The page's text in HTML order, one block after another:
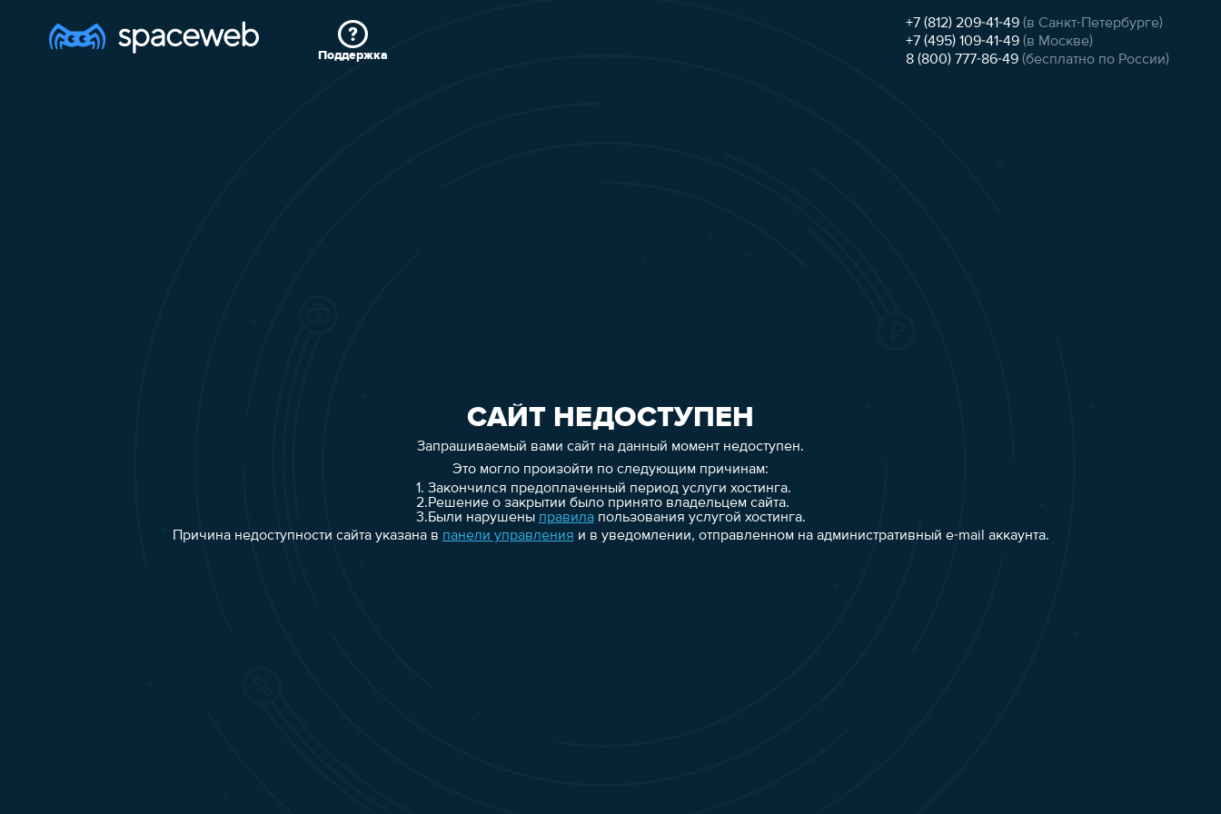
Поддержка
+7 (812) 209-41-49 (в Санкт-Петербурге)
+7 (495) 109-41-49 (в Москве)
8 (800) 777-86-49 (бесплатно по России)
САЙТ НЕДОСТУПЕН
Запрашиваемый вами сайт на данный момент недоступен.
Это могло произойти по следующим причинам:
1. Закончился предоплаченный период услуги хостинга.
2.Решение о закрытии было принято владельцем сайта.
3.Были нарушены правилапользования услугой хостинга.
Причина недоступности сайта указана в панели управления и в уведомлении, отправленном на административный e-mail аккаунта.